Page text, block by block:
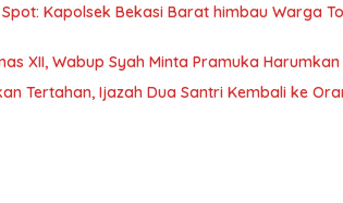
Kapolsek Bekasi Barat himbau Warga
XII, Wabup Syah Minta Pramuka
Tertahan, Ijazah Dua Santri Kembali ke